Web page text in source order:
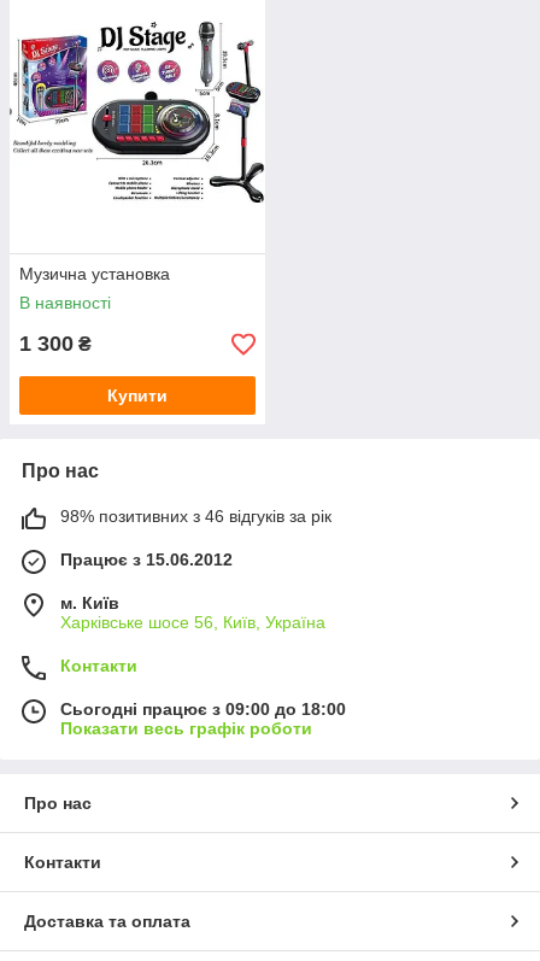
Музична установка
В наявності
1 300 ₴
Купити
Про нас
98% позитивних з 46 відгуків за рік
Працює з 15.06.2012
м. Київ
Харківське шосе 56, Київ, Україна
Контакти
Сьогодні працює з 09:00 до 18:00
Показати весь графік роботи
Про нас
Контакти
Доставка та оплата